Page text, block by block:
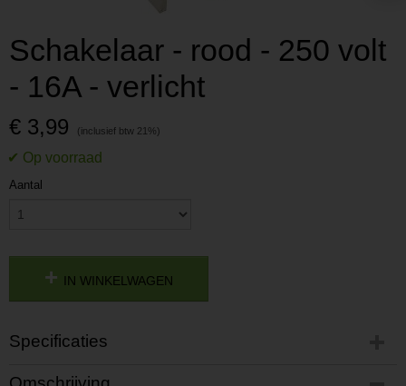
Schakelaar - rood - 250 volt
- 16A - verlicht
€ 3,99
Aantal
IN WINKELWAGEN
Specificaties
Productcode